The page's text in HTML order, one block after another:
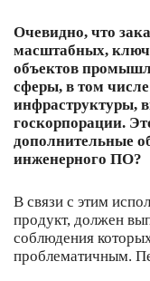
Очевидно, что
масштабных,
объектов
сферы, в том
инфраструктуры,
госкорпорации.
дополнительные
инженерного ПО?
В связи с этим
продукт, должен
соблюдения
проблематичным.